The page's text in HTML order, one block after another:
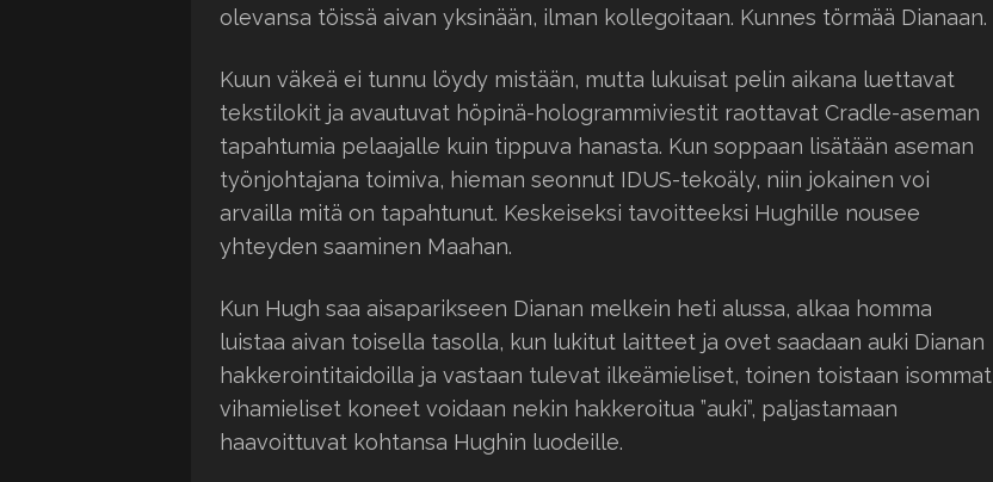
olevansa töissä aivan yksinään, ilman kollegoitaan. Kunnes törmää Dianaan.
Kuun väkeä ei tunnu löydy mistään, mutta lukuisat pelin aikana luettavat
tekstilokit ja avautuvat höpinä-hologrammiviestit raottavat Cradle-aseman
tapahtumia pelaajalle kuin tippuva hanasta. Kun soppaan lisätään aseman
työnjohtajana toimiva, hieman seonnut IDUS-tekoäly, niin jokainen voi
arvailla mitä on tapahtunut. Keskeiseksi tavoitteeksi Hughille nousee
yhteyden saaminen Maahan.
Kun Hugh saa aisaparikseen Dianan melkein heti alussa, alkaa homma
luistaa aivan toisella tasolla, kun lukitut laitteet ja ovet saadaan auki Dianan
hakkerointitaidoilla ja vastaan tulevat ilkeämieliset, toinen toistaan isommat
vihamieliset koneet voidaan nekin hakkeroitua ”auki”, paljastamaan
haavoittuvat kohtansa Hughin luodeille.